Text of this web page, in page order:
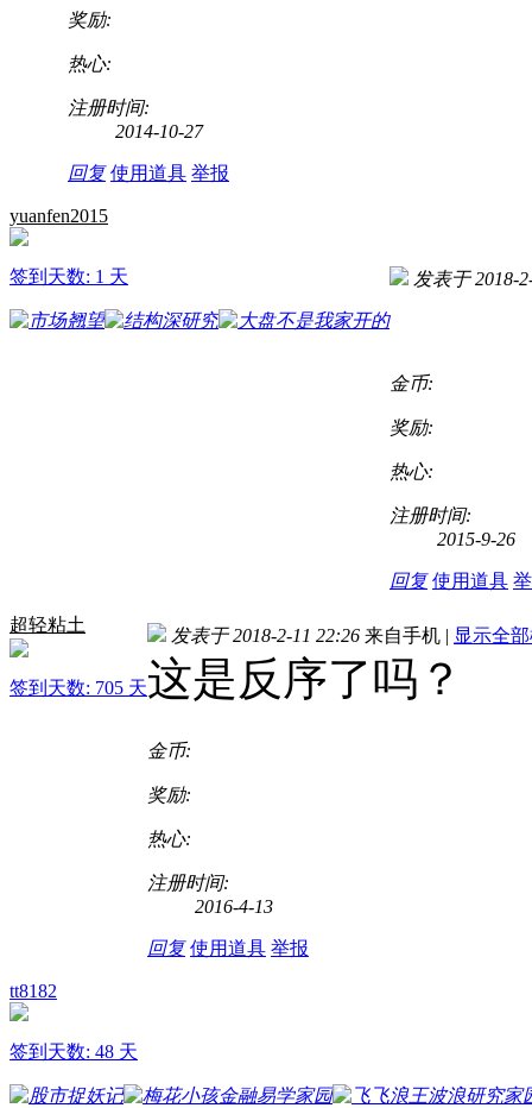
奖励:
热心:
注册时间:
2014-10-27
回复 使用道具 举报
yuanfen2015
签到天数: 1 天 发表于 2018-
金币:
奖励:
热心:
注册时间:
2015-9-26
回复 使用道具
超轻粘土
签到天数: 705 天
发表于 2018-2-11 22:26 来自手机 | 显示全
这是反序了吗？
金币:
奖励:
热心:
注册时间:
2016-4-13
回复 使用道具 举报
tt8182
签到天数: 48 天